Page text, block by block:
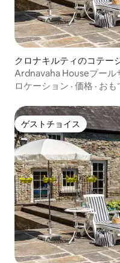
クロナキルティのコテー
Ardnavaha Houseプール
ロケーション · 価格 · おも
ゲストチョイス
ゲストチョイス